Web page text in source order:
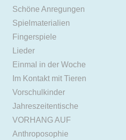
Schöne Anregungen
Spielmaterialien
Fingerspiele
Lieder
Einmal in der Woche
Im Kontakt mit Tieren
Vorschulkinder
Jahreszeitentische
VORHANG AUF
Anthroposophie